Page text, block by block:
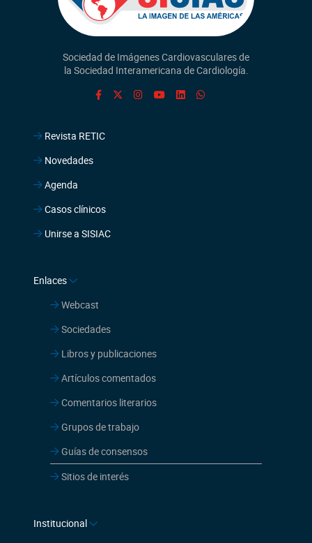
Sociedad de Imágenes Cardiovasculares de
la Sociedad Interamericana de Cardiología.
Revista RETIC
Novedades
Agenda
Casos clínicos
Unirse a SISIAC
Enlaces
Webcast
Sociedades
Libros y publicaciones
Artículos comentados
Comentarios literarios
Grupos de trabajo
Guías de consensos
Sitios de interés
Institucional